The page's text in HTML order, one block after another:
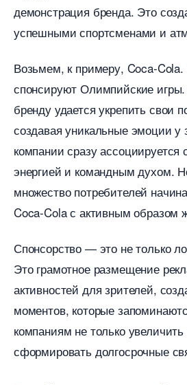
демонстрация бренда. Это
успешными спортсменами и
озьмем, к примеру, Coca-Cola.
спонсируют Олимпийские
ренду удается укрепить свои
создавая уникальные эмоции у
компании сразу ассоциируется
энергией и командным духом.
множество потребителей
Coca-Cola с активным образом
Спонсорство — это не только
Это грамотное размещение
активностей для зрителей,
моментов, которые
компаниям не только
сформировать долгосрочные